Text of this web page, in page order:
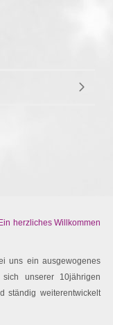
herzliches Willkommen
uns ein ausgewogenes
sich unserer 10jährigen
ständig weiterentwickelt